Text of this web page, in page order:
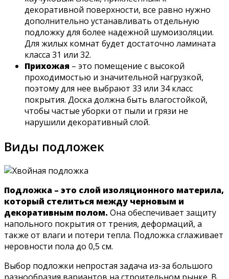
декоративной поверхности, все равно нужно
дополнительно устанавливать отдельную
подложку для более надежной шумоизоляции.
Для жилых комнат будет достаточно ламината
класса 31 или 32.
Прихожая – это помещение с высокой
проходимостью и значительной нагрузкой,
поэтому для нее выбрают 33 или 34 класс
покрытия. Доска должна быть влагостойкой,
чтобы частые уборки от пыли и грязи не
нарушили декоративный слой.
Виды подложек
Подложка – это слой изоляционного материла,
который стелиться между черновым и
декоративным полом. Она обеспечивает защиту
напольного покрытия от трения, деформаций, а
также от влаги и потери тепла. Подложка сглаживает
неровности пола до 0,5 см.
Выбор подложки непростая задача из-за большого